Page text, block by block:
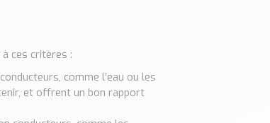
ces critères :
comme l’eau ou les
et offrent un bon rapport